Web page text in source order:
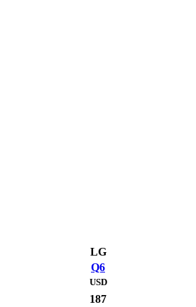
LG
Q6
USD
187